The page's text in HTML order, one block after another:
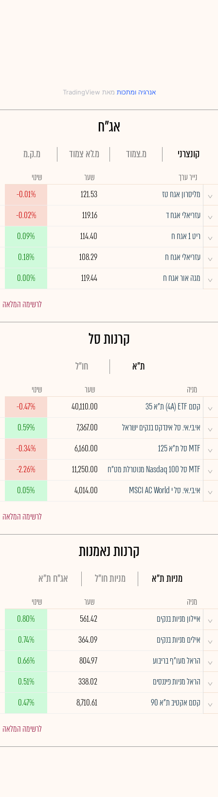
אנרגיה ‎ו‎ מתכות
אג"ח
קונצרני מ.צמוד מ.לא צמוד מ.ק.מ
נייר ערך שער שינוי
^ מליסרון אגח טז 121.53
-0.01%
^ עזריאלי אגח ד 119.16
-0.02%
^ ריט 1 אגח ח 114.40
0.09%
^ עזריאלי אגח ח 108.29
0.18%
^ מגה אור אגח ח 119.44
0.00%
לרשימה המלאה
קרנות סל
ת"א חו"ל
מניה שער שינוי
^ קסם 4A) ETF) ת"א 35 40,110.00
-0.47%
^ אי.בי.אי. סל אינדקס בנקים ישראל 7,367.00
0.59%
^ MTF סל ת"א 125 6,160.00
-0.34%
^ MTF סל Nasdaq 100 מנוטרלת מט"ח 11,250.00
-2.26%
^ אי.בי.אי. סל י MSCI AC World 4,014.00
0.05%
לרשימה המלאה
קרנות נאמנות
מניות ת"א מניות חו"ל אג"ח ת"א
מניה שער שינוי
^ איילון מניות בנקים 561.42
0.80%
^ אילים מניות בנקים 364.09
0.74%
^ הראל מעו"ף בריבוע 804.97
0.66%
^ הראל מניות פיננסים 338.02
0.51%
^ קסם אקטיב ת"א 90 8,710.61
0.47%
לרשימה המלאה